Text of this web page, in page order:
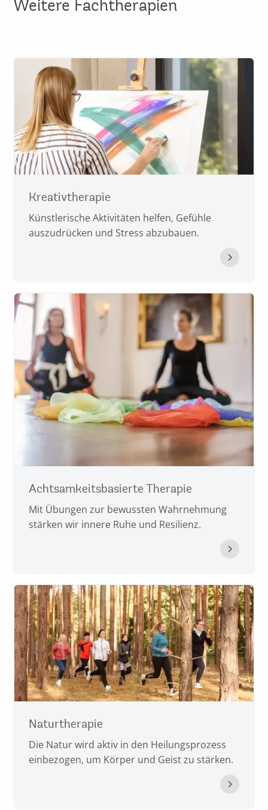
Weitere Fachtherapien
Kreativtherapie
Künstlerische Aktivitäten helfen, Gefühle
auszudrücken und Stress abzubauen.
Achtsamkeitsbasierte Therapie
Mit Übungen zur bewussten Wahrnehmung
stärken wir innere Ruhe und Resilienz.
Naturtherapie
Die Natur wird aktiv in den Heilungsprozess
einbezogen, um Körper und Geist zu stärken.